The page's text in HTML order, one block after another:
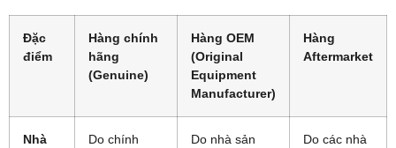
Đặc
điểm
Hàng chính
hãng
(Genuine)
Hàng OEM
(Original
Equipment
Manufacturer)
Hàng
Aftermarket
Nhà
Do chính
Do nhà sản
Do các nhà